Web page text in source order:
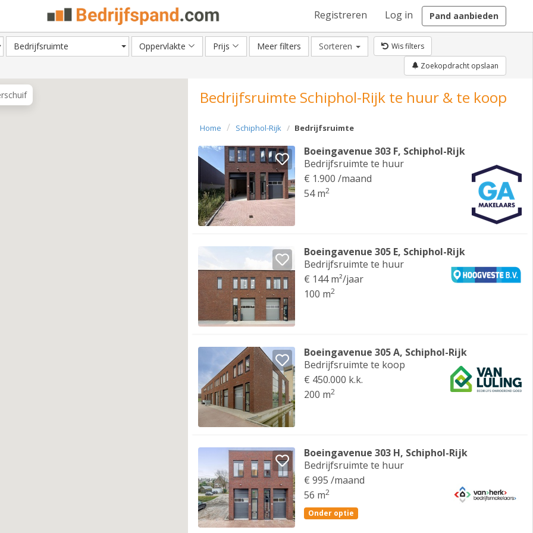
Registreren Log in Pand aanbieden
Bedrijfsruimte Oppervlakte Prijs Meer filters Sorteren
Wis filters
Zoekopdracht opslaan
Bedrijfsruimte Schiphol-Rijk te huur & te koop
Home Schiphol-Rijk Bedrijfsruimte
Boeingavenue 303 F, Schiphol-Rijk
Bedrijfsruimte te huur
€ 1.900 /maand
54 m2
Boeingavenue 305 E, Schiphol-Rijk
Bedrijfsruimte te huur
€ 144 m²/jaar
100 m2
Boeingavenue 305 A, Schiphol-Rijk
Bedrijfsruimte te koop
€ 450.000 k.k.
200 m2
Boeingavenue 303 H, Schiphol-Rijk
Bedrijfsruimte te huur
€ 995 /maand
56 m2
Onder optie